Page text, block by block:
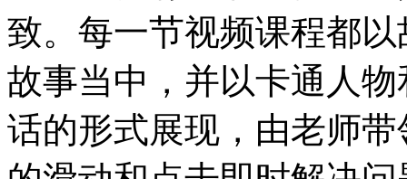
致。每一节视频课程都
故事当中，并以卡通人
话的形式展现，由老师